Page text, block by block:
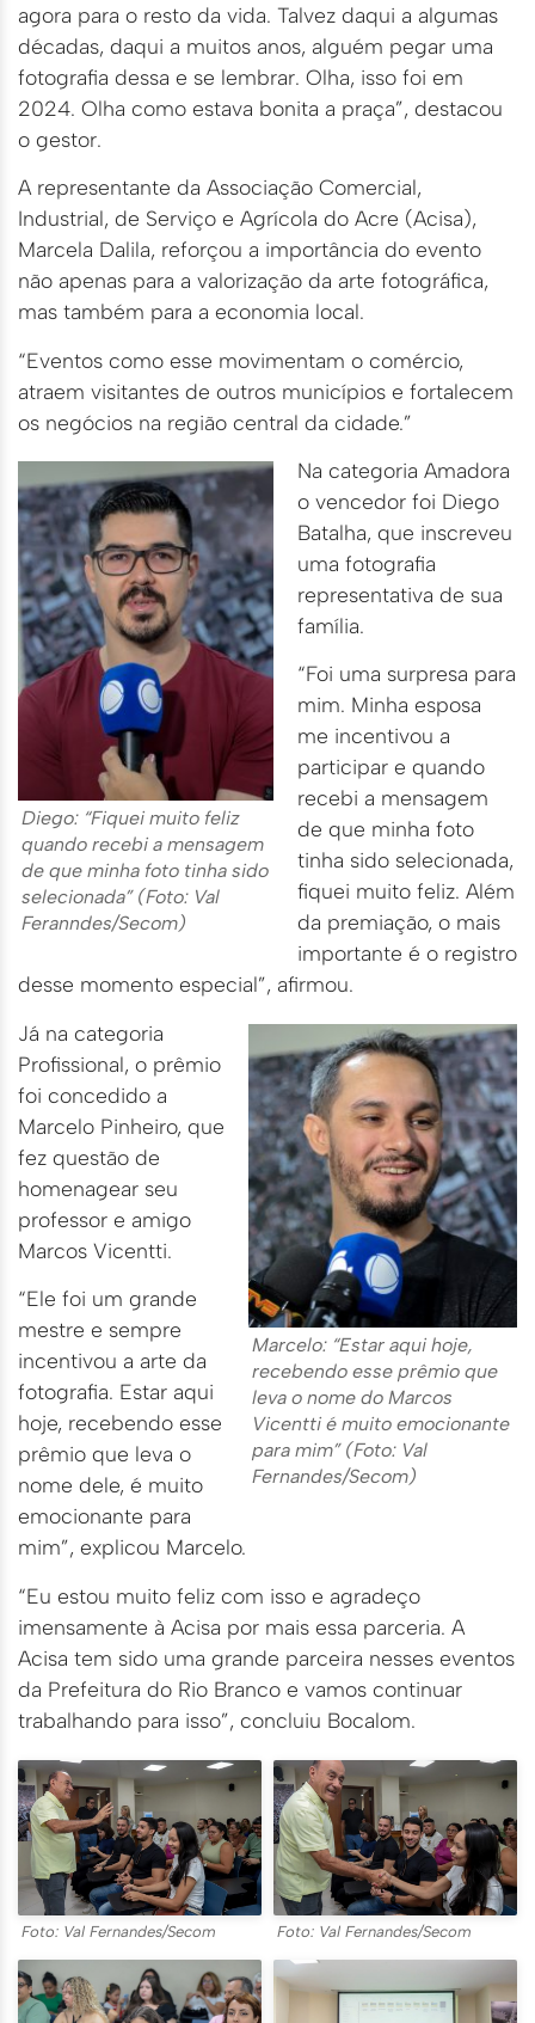
agora para o resto da vida. Talvez daqui a algumas
décadas, daqui a muitos anos, alguém pegar uma
fotografia dessa e se lembrar. Olha, isso foi em
2024. Olha como estava bonita a praça”, destacou
o gestor.
A representante da Associação Comercial,
Industrial, de Serviço e Agrícola do Acre (Acisa),
Marcela Dalila, reforçou a importância do evento
não apenas para a valorização da arte fotográfica,
mas também para a economia local.
“Eventos como esse movimentam o comércio,
atraem visitantes de outros municípios e fortalecem
os negócios na região central da cidade.”
Diego: “Fiquei muito feliz
quando recebi a mensagem
de que minha foto tinha sido
selecionada” (Foto: Val
Feranndes/Secom)
Na categoria Amadora
o vencedor foi Diego
Batalha, que inscreveu
uma fotografia
representativa de sua
família.
“Foi uma surpresa para
mim. Minha esposa
me incentivou a
participar e quando
recebi a mensagem
de que minha foto
tinha sido selecionada,
fiquei muito feliz. Além
da premiação, o mais
importante é o registro
desse momento especial”, afirmou.
Marcelo: “Estar aqui hoje,
recebendo esse prêmio que
leva o nome do Marcos
Vicentti é muito emocionante
para mim” (Foto: Val
Fernandes/Secom)
Já na categoria
Profissional, o prêmio
foi concedido a
Marcelo Pinheiro, que
fez questão de
homenagear seu
professor e amigo
Marcos Vicentti.
“Ele foi um grande
mestre e sempre
incentivou a arte da
fotografia. Estar aqui
hoje, recebendo esse
prêmio que leva o
nome dele, é muito
emocionante para
mim”, explicou Marcelo.
“Eu estou muito feliz com isso e agradeço
imensamente à Acisa por mais essa parceria. A
Acisa tem sido uma grande parceira nesses eventos
da Prefeitura do Rio Branco e vamos continuar
trabalhando para isso”, concluiu Bocalom.
Foto: Val Fernandes/Secom Foto: Val Fernandes/Secom